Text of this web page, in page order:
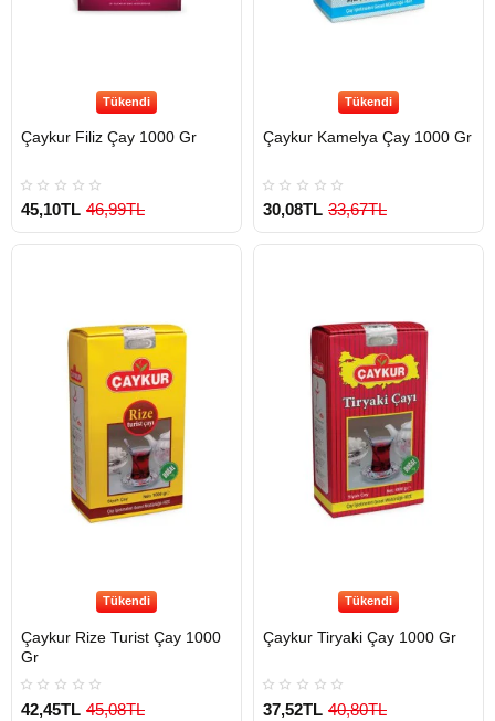
Tükendi
Çaykur Filiz Çay 1000 Gr
45,10TL 46,99TL
Tükendi
Çaykur Kamelya Çay 1000 Gr
30,08TL 33,67TL
Tükendi
Çaykur Rize Turist Çay 1000
Gr
42,45TL 45,08TL
Tükendi
Çaykur Tiryaki Çay 1000 Gr
37,52TL 40,80TL